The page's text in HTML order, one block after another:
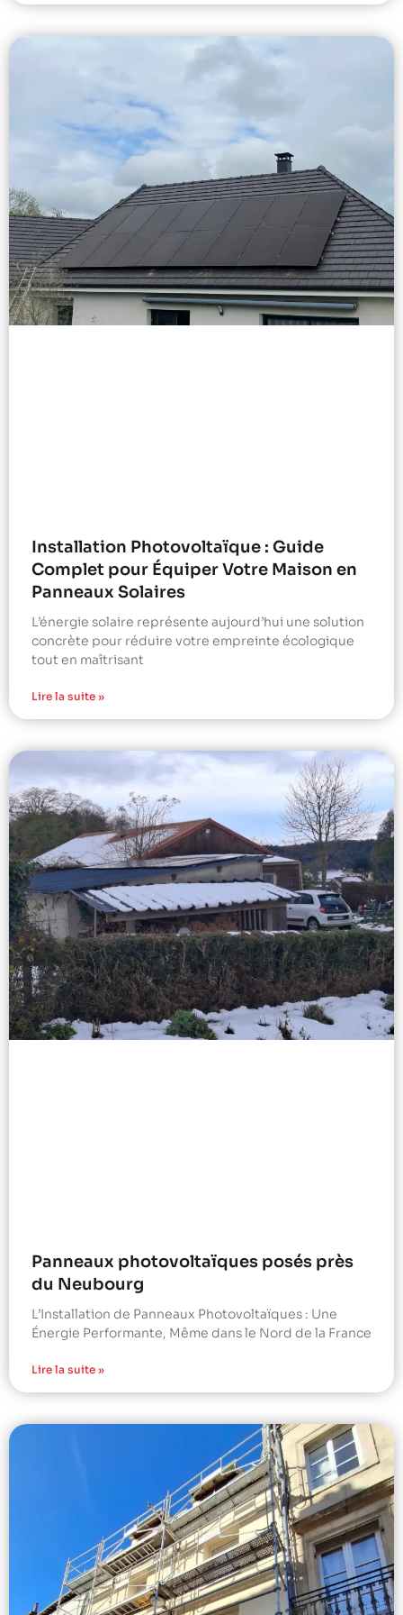
Installation Photovoltaïque : Guide
Complet pour Équiper Votre Maison en
Panneaux Solaires
L’énergie solaire représente aujourd’hui une solution
concrète pour réduire votre empreinte écologique
tout en maîtrisant
Lire la suite »
Panneaux photovoltaïques posés près
du Neubourg
L’Installation de Panneaux Photovoltaïques : Une
Énergie Performante, Même dans le Nord de la France
Lire la suite »